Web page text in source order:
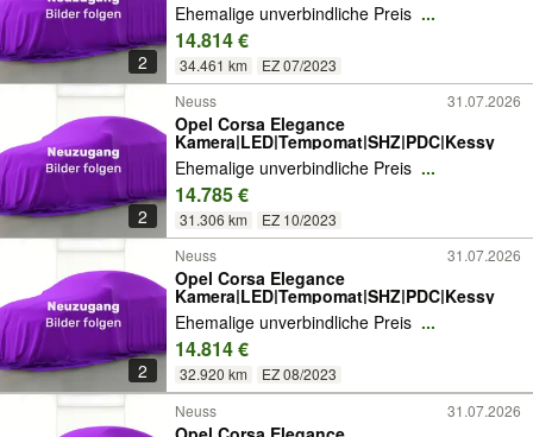
2
Ehemalige unverbindliche Preis ...
14.814 €
34.461 km EZ 07/2023
2
Neuss 31.07.2026
Opel Corsa Elegance
Kamera|LED|Tempomat|SHZ|PDC|Kessy
Ehemalige unverbindliche Preis ...
14.785 €
31.306 km EZ 10/2023
2
Neuss 31.07.2026
Opel Corsa Elegance
Kamera|LED|Tempomat|SHZ|PDC|Kessy
Ehemalige unverbindliche Preis ...
14.814 €
32.920 km
EZ 08/2023
Neuss
31.07.2026